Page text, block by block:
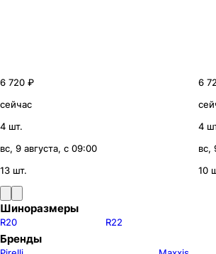
6 720 ₽
сейчас
4 шт.
вс, 9 августа, с 09:00
13 шт.
6
4
вс,
10
Шиноразмеры
R20 R22
Бренды